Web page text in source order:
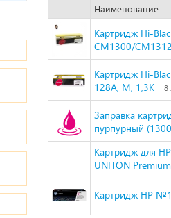
Наименование
Картридж Hi-
CM1300/
Картридж Hi-
128A, M, 1,3K
8
Заправка
пурпурный
Картридж для
UNITON
Картридж HP